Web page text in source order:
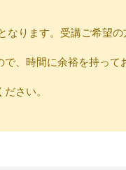
ります。受講ご希望の
、時間に余裕を持って
さい。